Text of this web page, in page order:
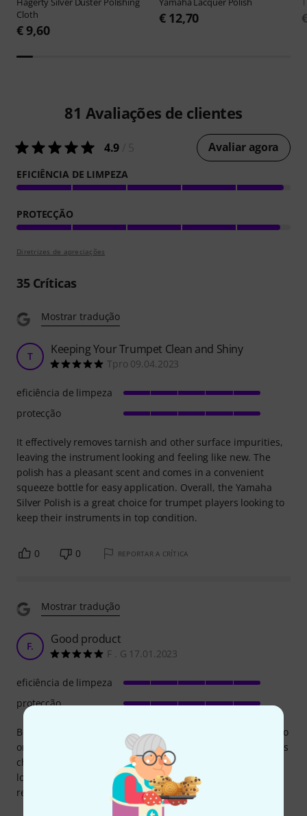
Cloth
€ 9,60
€ 12,70
81 Avaliações de clientes
4.9 Avaliar agora
EFICIÊNCIA DE LIMPEZA
PROTECÇÃO
Diretrizes de apreciações
35Críticas
Mostrar tradução
T Keeping Your Trumpet Clean and Shiny
Tpro 09.04.2023
It effectively removes tarnish and other surface impurities,
leaving the instrument looking and feeling like new. The
polish has a pleasant scent and comes in a convenient
squeeze bottle for easy application. Overall, the Yamaha
Silver Polish is a great choice for trumpet players looking to
keep their instruments in top condition.
eficiência de limpeza
protecção
0 0 REPORTAR A CRÍTICA
Mostrar tradução
F. Good product
F . G 17.01.2023
Bought this for my daughter's flute. I used it a long time ago
on my own instruments as well and it doesn't look like it has
changed much since. It works as intended. A little goes a
long way and you have a nice shiny instrument. Definitely
recommended.
eficiência de limpeza
protecção